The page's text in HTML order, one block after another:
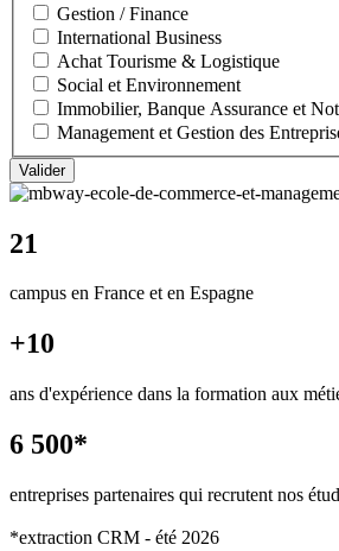
Gestion / Finance
International Business
Achat Tourisme & Logistique
Social et Environnement
Immobilier, Banque Assurance et
Management et Gestion des
21
campus en France et en Espagne
+10
ans d'expérience dans la formation aux
6 500*
entreprises partenaires qui recrutent nos
*extraction CRM - été 2026